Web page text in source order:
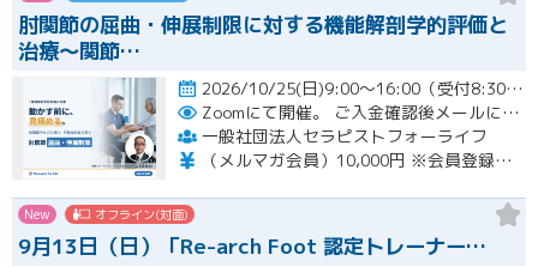
肘関節の屈曲・伸展制限に対する機能解剖学的評価と
治療～関節…
2026/10/25(日)9:00～16:00（受付8:30～） （※途中、１時間のお昼休憩あり）開催
Zoomにて開催。
ご入金確認後メールにてURLをお知らせいたします。
一般社団法人セラピストフォーライフ
（メルマガ会員）10,000円 ※会員登録はホームページより無料で行って頂けます。 会員限定特典あり！
New オフライン(対面)
9月13日（日）「Re-arch Foot 認定トレーナー…